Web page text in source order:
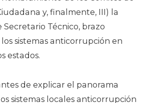
y, finalmente, III) la
Secretario Técnico, brazo
sistemas anticorrupción en
estados.
de explicar el panorama
sistemas locales anticorrupción